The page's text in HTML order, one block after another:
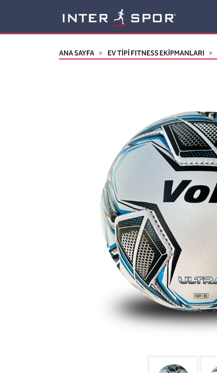
ANA SAYFA EV TİPİ FITNESS EKİPMANLARI